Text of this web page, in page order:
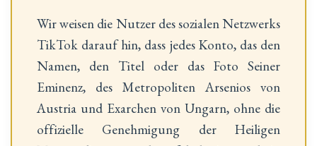
Wir weisen die Nutzer des sozialen Netzwerks
TikTok darauf hin, dass jedes Konto, das den
Namen, den Titel oder das Foto Seiner
Eminenz, des Metropoliten Arsenios von
Austria und Exarchen von Ungarn, ohne die
offizielle Genehmigung der Heiligen